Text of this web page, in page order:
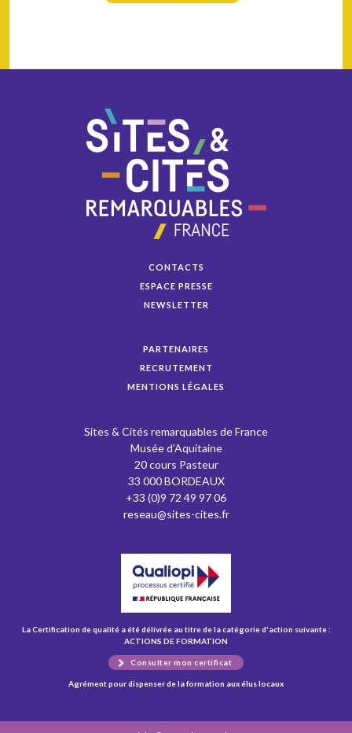
CONTACTS
ESPACE PRESSE
NEWSLETTER
PARTENAIRES
RECRUTEMENT
MENTIONS LÉGALES
Sites & Cités remarquables de France
Musée d’Aquitaine
20 cours Pasteur
33 000 BORDEAUX
+33 (0)9 72 49 97 06
reseau@sites-cites.fr
La Certification de qualité a été délivrée au titre de la catégorie d'action suivante :
ACTIONS DE FORMATION
Consulter mon certificat
Agrément pour dispenser de la formation aux élus locaux